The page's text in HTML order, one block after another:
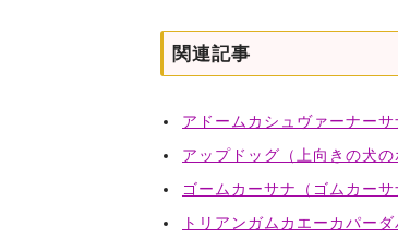
関連記事
アドームカシュヴァーナーサ
アップドッグ（上向きの犬
ゴームカーサナ（ゴムカーサ
トリアンガムカエーカパー